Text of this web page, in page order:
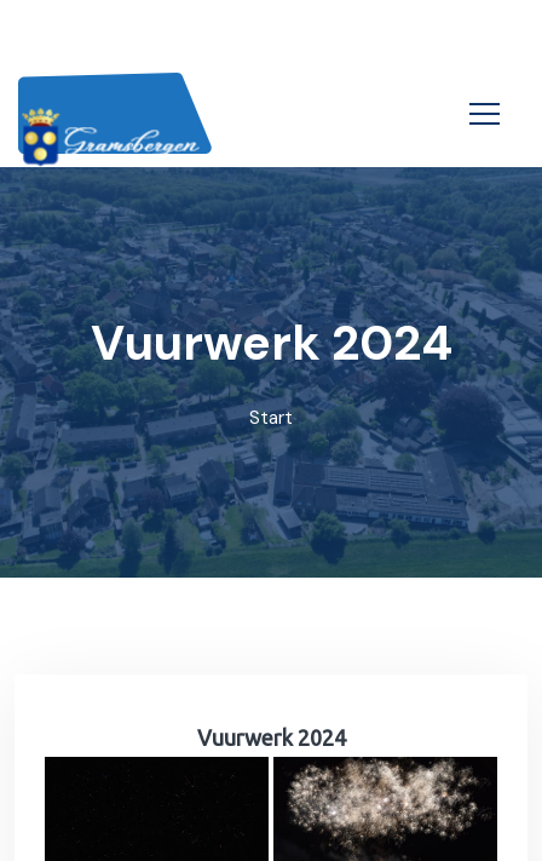
Vuurwerk 2024
Start
Vuurwerk 2024